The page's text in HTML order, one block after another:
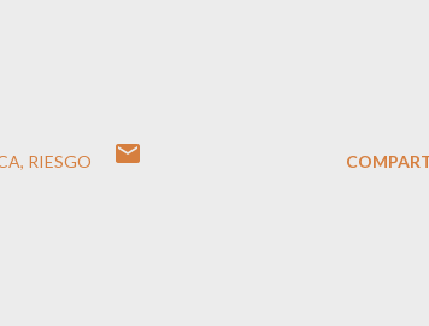
RIESGO